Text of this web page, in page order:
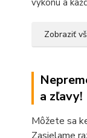
výkonu a
Zobraziť
a zľavy!
Môžete sa